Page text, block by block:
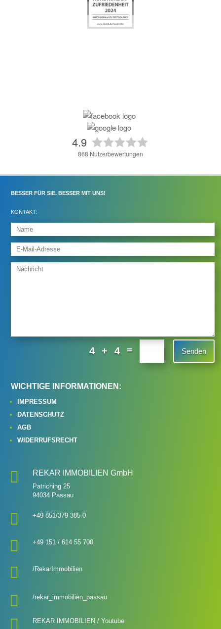
4.9
868 Nutzerbewertungen
BESSER FÜR SIE. BESSER MIT UNS!
KONTAKT:
4 + 4 = Senden
WICHTIGE INFORMATIONEN:
IMPRESSUM
DATENSCHUTZ
AGB
WIDERRUFSRECHT
 REKAR IMMOBILIEN GmbH
Patriching 25
94034 Passau
 +49 851/379 385-0
 +49 151 / 614 55 700‬
 /RekarImmobilien
 /rekar_immobilien_passau
 REKAR IMMOBILIEN / Youtube